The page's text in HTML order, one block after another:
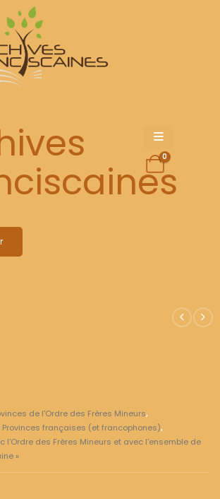
0
de l'Ordre des Frères Mineurs,
Provinces françaises (et francophones),
l'Ordre des Frères Mineurs et avec l'ensemble de
»